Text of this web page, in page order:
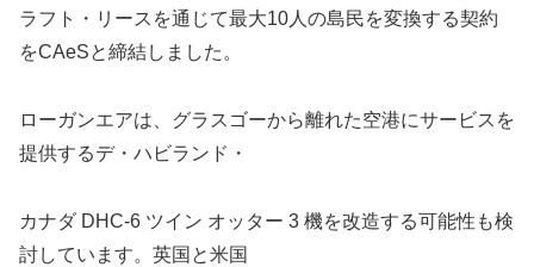
ラフト・リースを通じて最大10人の島民を変換する契約
をCAeSと締結しました。
ローガンエアは、グラスゴーから離れた空港にサービスを
提供するデ・ハビランド・
カナダ DHC-6 ツイン オッター 3 機を改造する可能性も検
討しています。英国と米国